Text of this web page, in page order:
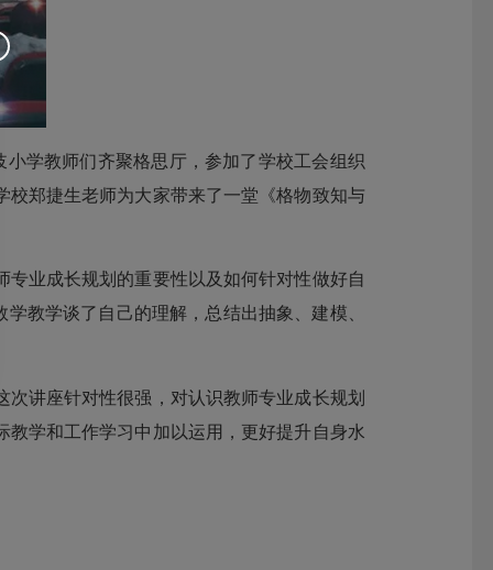
小学教师们齐聚格思厅，参加了学校工会组织
郑捷生老师为大家带来了一堂《格物致知与
业成长规划的重要性以及如何针对性做好自
教学谈了自己的理解，总结出抽象、建模、
讲座针对性很强，对认识教师专业成长规划
学和工作学习中加以运用，更好提升自身水